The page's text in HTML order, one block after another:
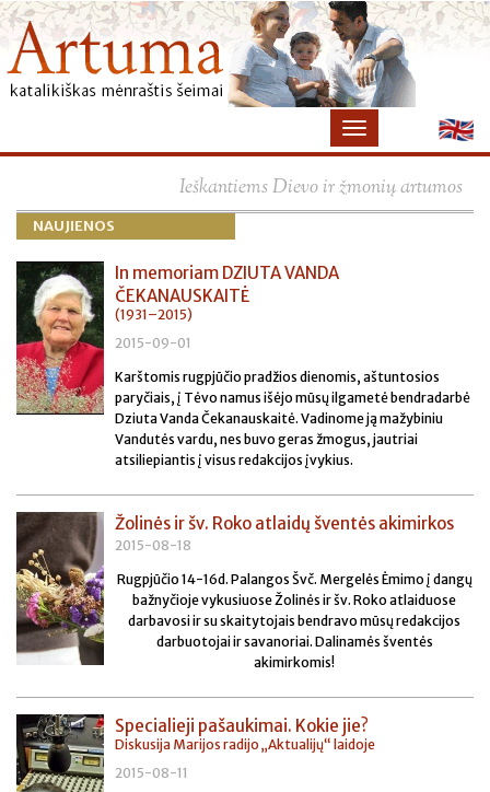
Ieškantiems Dievo ir žmonių artumos
NAUJIENOS
In memoriam DZIUTA VANDA
ČEKANAUSKAITĖ
(1931–2015)
2015-09-01
Karštomis rugpjūčio pradžios dienomis, aštuntosios
paryčiais, į Tėvo namus išėjo mūsų ilgametė bendradarbė
Dziuta Vanda Čekanauskaitė. Vadinome ją mažybiniu
Vandutės vardu, nes buvo geras žmogus, jautriai
atsiliepiantis į visus redakcijos įvykius.
Žolinės ir šv. Roko atlaidų šventės akimirkos
2015-08-18
Rugpjūčio 14-16d. Palangos Švč. Mergelės Ėmimo į dangų
bažnyčioje vykusiuose Žolinės ir šv. Roko atlaiduose
darbavosi ir su skaitytojais bendravo mūsų redakcijos
darbuotojai ir savanoriai. Dalinamės šventės
akimirkomis!
Specialieji pašaukimai. Kokie jie?
Diskusija Marijos radijo „Aktualijų“ laidoje
2015-08-11
×